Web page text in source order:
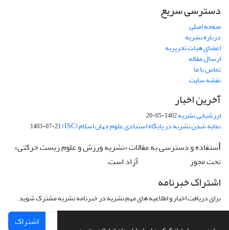
دسترسی سریع
صفحه اصلی
درباره نشریه
اعضای هیات تحریریه
ارسال مقاله
تماس با ما
نقشه سایت
آخرین اخبار
ارزشیابی نشریه1402-05-20
نمایه شدن نشریه در پایگاه استنادی علوم جهان اسلام (ISC) 1403-07-21
ستفاده و دسترسی به مقالات «نشریه ورزش و علوم زیست حرکتی»
تحت مجوز
آزاد است.
اشتراک خبرنامه
برای دریافت اخبار و اطلاعیه های مهم نشریه در خبرنامه نشریه مشترک شوید.
اشتراک